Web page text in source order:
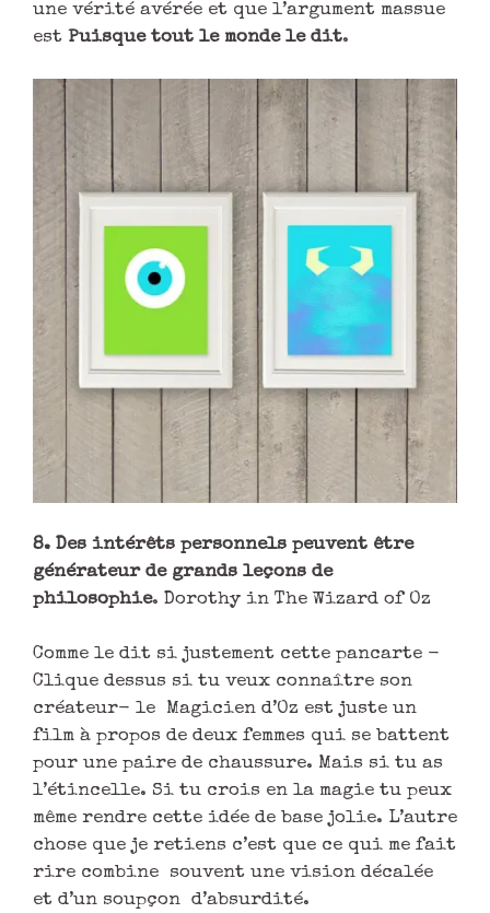
une vérité avérée et que l’argument massue
est Puisque tout le monde le dit.
8. Des intérêts personnels peuvent être
générateur de grands leçons de
philosophie. Dorothy in The Wizard of Oz
Comme le dit si justement cette pancarte -
Clique dessus si tu veux connaître son
créateur- le Magicien d’Oz est juste un
film à propos de deux femmes qui se battent
pour une paire de chaussure. Mais si tu as
l’étincelle. Si tu crois en la magie tu peux
même rendre cette idée de base jolie. L’autre
chose que je retiens c’est que ce qui me fait
rire combine souvent une vision décalée
et d’un soupçon d’absurdité.